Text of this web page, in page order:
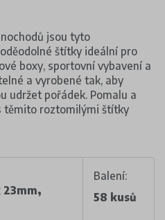
jsou tyto
štítky ideální pro
boxy, sportovní vybavení a
a vyrobené tak, aby
udržet pořádek. Pomalu a
těmito roztomilými štítky
23mm,
Balení:
58 kusů